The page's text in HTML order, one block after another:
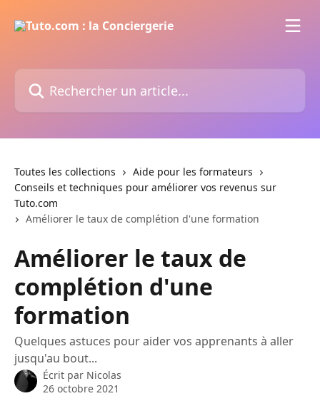
Rechercher un article...
Toutes les collections
Aide pour les formateurs
Conseils et techniques pour améliorer vos revenus sur
Tuto.com
Améliorer le taux de complétion d'une formation
Améliorer le taux de
complétion d'une
formation
Quelques astuces pour aider vos apprenants à aller
jusqu'au bout...
Écrit par Nicolas
26 octobre 2021